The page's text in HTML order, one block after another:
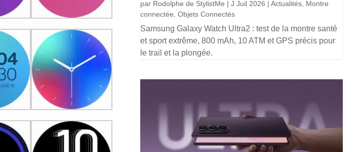
par Rodolphe de StylistMe |J Juil 2026 |Actualités Montre
connectée ,Objets Connectés
Samsung Galaxy Watch Ultra2 : test de la montre santé
et sport extrême, 800 mAh, 10 ATM et GPS précis pour
le trail et la plongée.